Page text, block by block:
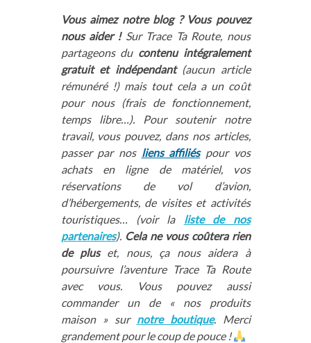
Vous aimez notre blog ? Vous pouvez
nous aider !Sur Trace Ta Route, nous
partageons du contenu intégralement
gratuit et indépendant(aucun article
rémunéré !) mais tout cela a un coût
pour nous (frais de fonctionnement,
temps libre…). Pour soutenir notre
travail, vous pouvez, dans nos articles,
passer par nos liens affiliéspour vos
achats en ligne de matériel, vos
réservations de vol d’avion,
d’hébergements, de visites et activités
touristiques… (voir la liste de nos
partenaires). Cela ne vous coûtera rien
de pluset, nous, ça nous aidera à
poursuivre l’aventure Trace Ta Route
avec vous. Vous pouvez aussi
commander un de « nos produits
maison » sur notre boutique. Merci
grandement pour le coup de pouce !